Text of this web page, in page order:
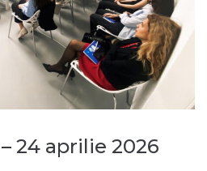
24 aprilie 2026